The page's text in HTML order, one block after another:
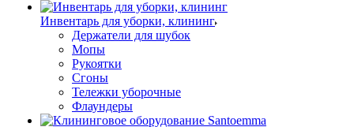
Инвентарь для уборки, клининг
Держатели для шубок
Мопы
Рукоятки
Сгоны
Тележки уборочные
Флаундеры